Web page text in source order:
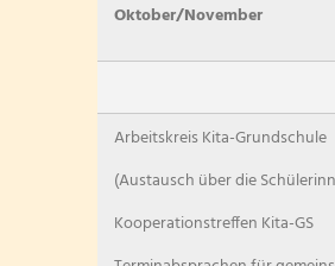
Oktober/November
Arbeitskreis Kita-Grundschule
(Austausch über die
Kooperationstreffen Kita-GS